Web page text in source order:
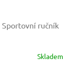
Sportovní ručník
Skladem